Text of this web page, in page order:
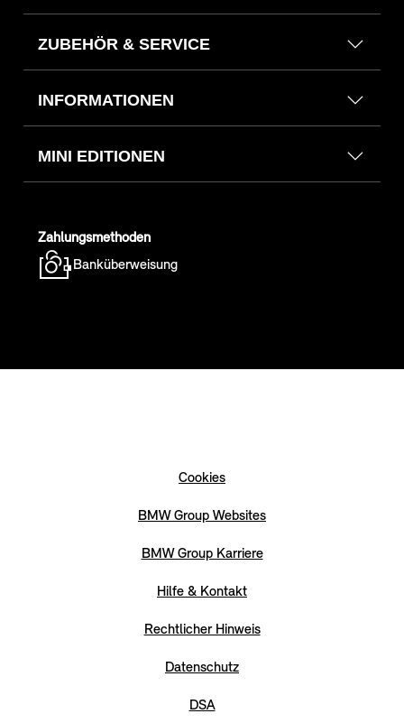
ZUBEHÖR & SERVICE
INFORMATIONEN
MINI EDITIONEN
Zahlungsmethoden
Banküberweisung
Cookies
BMW Group Websites
BMW Group Karriere
Hilfe & Kontakt
Rechtlicher Hinweis
Datenschutz
DSA